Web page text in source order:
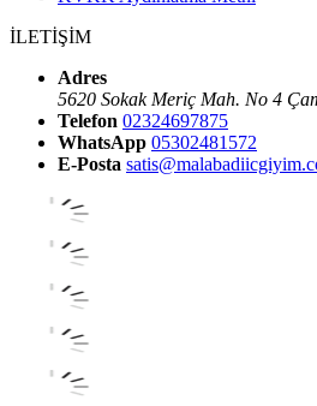
İLETİŞİM
Adres
5620 Sokak Meriç Mah. No 4
Telefon 02324697875
WhatsApp 05302481572
E-Posta